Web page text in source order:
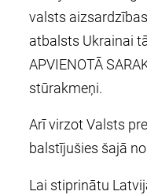
valsts
atbalsts Ukrainai
APVIENOTĀ
stūrakmeņi.
Arī virzot Valsts
balstījušies šajā
Lai stiprinātu